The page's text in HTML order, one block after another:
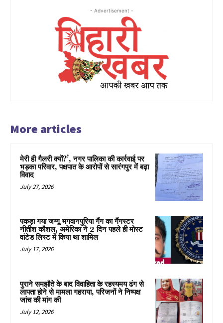
- Advertisement -
More articles
मेरी ही गैलरी क्यों?’, नगर पालिका की कार्रवाई पर
भड़का परिवार, पक्षपात के आरोपों से सारंगपुर में बढ़ा
विवाद
July 27, 2026
पकड़ा गया जग्गू भगवानपुरिया गैंग का गैंगस्टर
नीतीश कौशल, अमेरिका ने 2 दिन पहले ही मोस्ट
वांटेड लिस्ट में किया था शामिल
July 17, 2026
पुराने समझौते के बाद विवाहिता के रहस्यमय ढंग से
लापता होने से मामला गहराया, परिजनों ने निष्पक्ष
जांच की मांग की
July 12, 2026